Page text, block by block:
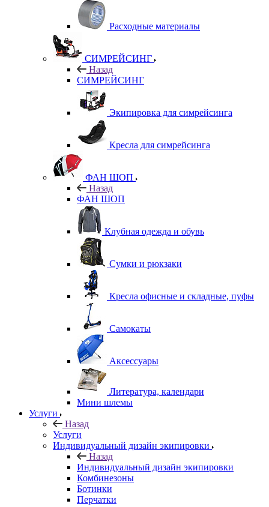
Расходные материалы
СИМРЕЙСИНГ
Назад
СИМРЕЙСИНГ
Экипировка для симрейсинга
Кресла для симрейсинга
ФАН ШОП
Назад
ФАН ШОП
Клубная одежда и обувь
Сумки и рюкзаки
Кресла офисные и складные, пуфы
Самокаты
Аксессуары
Литература, календари
Мини шлемы
Услуги
Назад
Услуги
Индивидуальный дизайн экипировки
Назад
Индивидуальный дизайн экипировки
Комбинезоны
Ботинки
Перчатки